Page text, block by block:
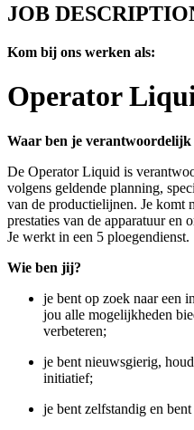
JOB
Kom bij ons werken als:
Operator
Waar ben je verantwoordelijk
De Operator Liquid is
volgens geldende planning,
van de productielijnen. Je komt
prestaties van de apparatuur en
Je werkt in een 5 ploegendienst.
Wie ben jij?
je bent op zoek naar een
jou alle mogelijkheden
verbeteren;
je bent nieuwsgierig,
initiatief;
je bent zelfstandig en